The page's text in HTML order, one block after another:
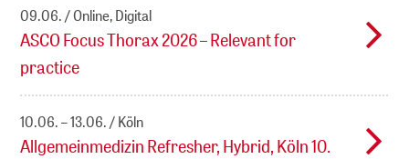
09.06. Online, Digital
ASCO Focus Thorax 2026 – Relevant for
practice
10.06. – 13.06. Köln
Allgemeinmedizin Refresher, Hybrid, Köln 10.